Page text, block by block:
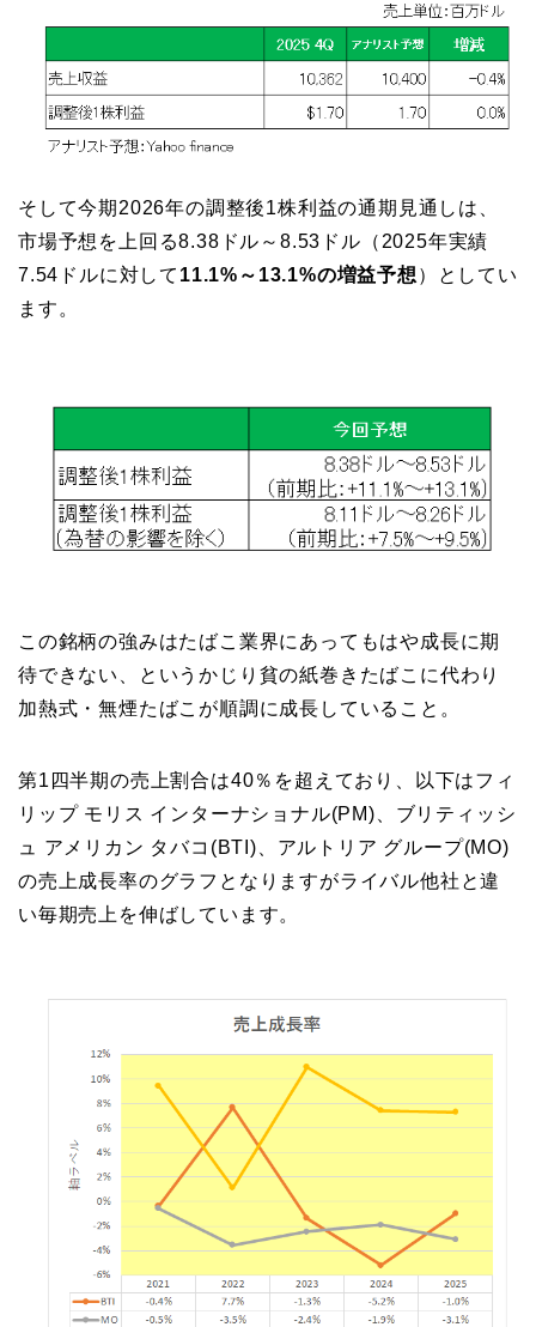
そして今期2026年の調整後1株利益の通期見通しは、
市場予想を上回る8.38ドル～8.53ドル（2025年実績
7.54ドルに対して 11.1%～13.1%の増益予想 ）としてい
ます。
この銘柄の強みはたばこ業界にあってもはや成長に期
待できない、というかじり貧の紙巻きたばこに代わり
加熱式・無煙たばこが順調に成長していること。
第1四半期の売上割合は40％を超えており、以下はフィ
リップ モリス インターナショナル(PM)、ブリティッシ
ュ アメリカン タバコ(BTI)、アルトリア グループ(MO)
の売上成長率のグラフとなりますがライバル他社と違
い毎期売上を伸ばしています。